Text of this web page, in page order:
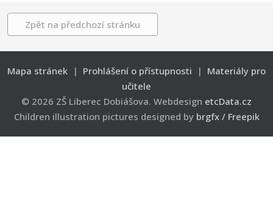
Zpět na předchozí stránku
Mapa stránek | Prohlášení o přístupnosti | Materiály pro
učitele
© 2026 ZŠ Liberec Dobiášova. Webdesign etcData.cz
Children illustration pictures designed by brgfx / Freepik